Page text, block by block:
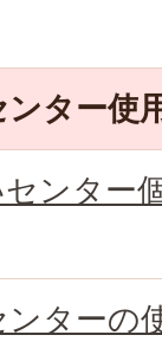
ター使
ンター
ターの